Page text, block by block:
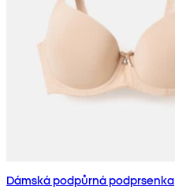
Dámská podpůrná podprsenka